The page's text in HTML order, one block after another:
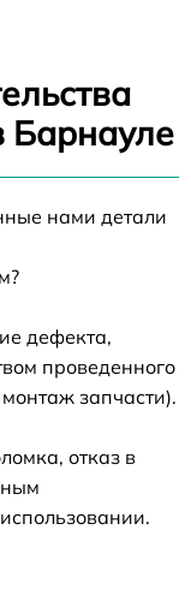
Барнауле
нами детали
дефекта,
проведенного
запчасти).
отказ в